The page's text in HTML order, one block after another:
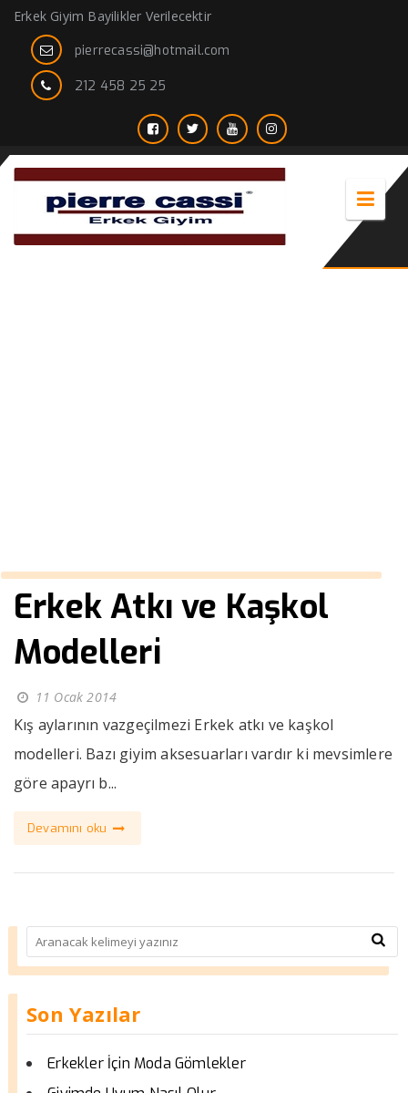
Erkek Giyim Bayilikler Verilecektir
pierrecassi@hotmail.com
212 458 25 25
Erkek Atkı ve Kaşkol
Modelleri
11 Ocak 2014
Kış aylarının vazgeçilmezi Erkek atkı ve kaşkol
modelleri. Bazı giyim aksesuarları vardır ki mevsimlere
göre apayrı b...
Devamını oku
Son Yazılar
Erkekler İçin Moda Gömlekler